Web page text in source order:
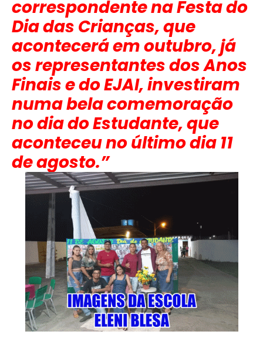
correspondente na Festa do
Dia das Crianças, que
acontecerá em outubro, já
os representantes dos Anos
Finais e do EJAI, investiram
numa bela comemoração
no dia do Estudante, que
aconteceu no último dia 11
de agosto.”